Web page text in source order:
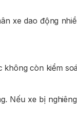
xe dao động
còn kiểm
Nếu xe bị